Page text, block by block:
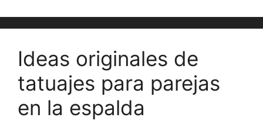
Ideas originales de
tatuajes para parejas
en la espalda